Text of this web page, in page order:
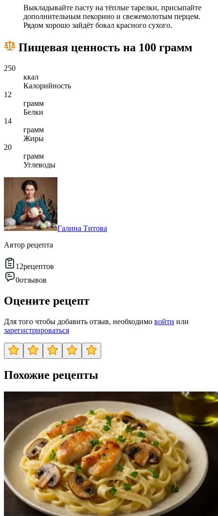
Выкладывайте пасту на тёплые тарелки, присыпайте
дополнительным пекорино и свежемолотым перцем.
Рядом хорошо зайдёт бокал красного сухого.
Пищевая ценность на 100 грамм
250
ккал
Калорийность
12
грамм
Белки
14
грамм
Жиры
20
грамм
Углеводы
Галина Титова
Автор рецепта
12рецептов
0отзывов
Оцените рецепт
Для того чтобы добавить отзыв, необходимо войти или
зарегистрироваться
Похожие рецепты